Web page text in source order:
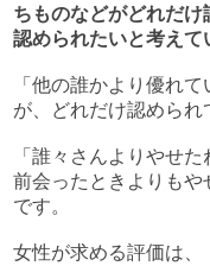
ちものなどがどれだ
認められたいと考えて
「他の誰かより優れ
が、どれだけ認められ
「誰々さんよりやせ
前会ったときよりも
です。
女性が求める評価は